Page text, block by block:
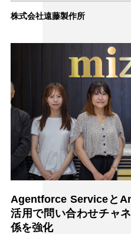
株式会社遠藤製作所
Agentforce Serviceと
活用で問い合わせチャ
係を強化